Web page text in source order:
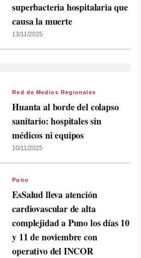
superbacteria hospitalaria que
causa la muerte
13/11/2025
Red de Medios Regionales
Huanta al borde del colapso
sanitario: hospitales sin
médicos ni equipos
10/11/2025
Puno
EsSalud lleva atención
cardiovascular de alta
complejidad a Puno los días 10
y 11 de noviembre con
operativo del INCOR